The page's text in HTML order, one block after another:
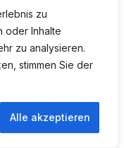
zu
oder Inhalte
zu analysieren.
stimmen Sie der
Alle akzeptieren
setzen wir
und